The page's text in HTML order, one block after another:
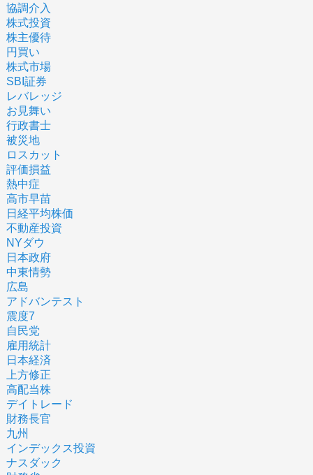
協調介入
株式投資
株主優待
円買い
株式市場
SBI証券
レバレッジ
お見舞い
行政書士
被災地
ロスカット
評価損益
熱中症
高市早苗
日経平均株価
不動産投資
NYダウ
日本政府
中東情勢
広島
アドバンテスト
震度7
自民党
雇用統計
日本経済
上方修正
高配当株
デイトレード
財務長官
九州
インデックス投資
ナスダック